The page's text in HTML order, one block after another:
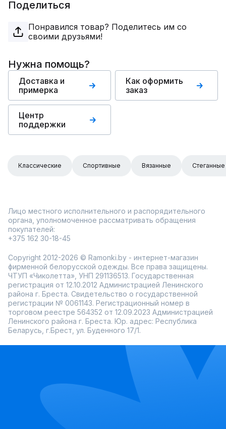
Поделиться
Понравился товар? Поделитесь им со
своими друзьями!
Нужна помощь?
Доставка и
примерка
Как оформить
заказ
Центр
поддержки
Классические Спортивные Вязанные Стеганные
Лицо местного исполнительного и распорядительного
органа, уполномоченное рассматривать обращения
покупателей:
+375 162 30-18-45
Copyright 2012-2026 © Ramonki.by - интернет-магазин
фирменной белорусской одежды. Все права защищены.
ЧТУП «Чиколетта», УНП 291136513. Государственная
регистрация от 12.10.2012 Администрацией Ленинского
района г. Бреста. Свидетельство о государственной
регистрации № 0061143. Регистрационный номер в
торговом реестре 564352 от 12.09.2023 Администрацией
Ленинского района г. Бреста. Юр. адрес: Республика
Беларусь, г.Брест, ул. Буденного 17/1.